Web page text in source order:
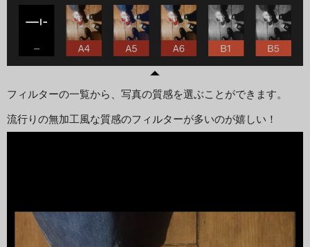
フィルターの一覧から、写真の質感を選ぶことができます。
流行りの無加工風な質感のフィルターが多いのが嬉しい！